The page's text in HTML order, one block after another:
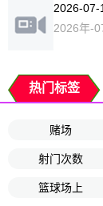
2026-07-
2026年-
热门标签
赌场
射门次数
篮球场上